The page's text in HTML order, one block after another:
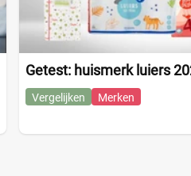
Getest: huismerk luiers
Vergelijken Merken